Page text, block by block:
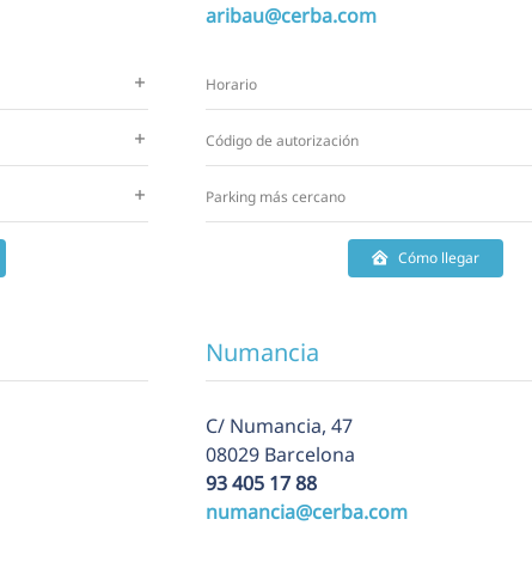
aribau@cerba.com
Horario
Código de autorización
Parking más cercano
Cómo llegar
Numancia
C/ Numancia, 47
08029 Barcelona
93 405 17 88
numancia@cerba.com